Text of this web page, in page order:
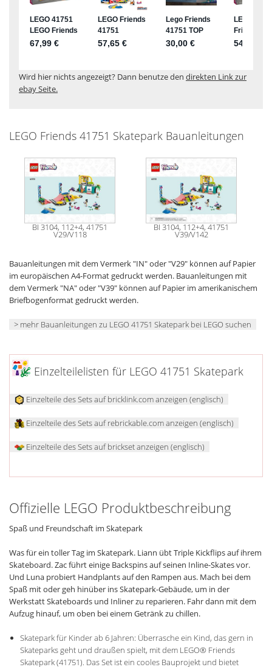
Wird hier nichts angezeigt? Dann benutze den direkten Link zur
ebay Seite.
LEGO Friends 41751 Skatepark Bauanleitungen
BI 3104, 112+4, 41751
V29/V118
BI 3104, 112+4, 41751
V39/V142
Bauanleitungen mit dem Vermerk "IN" oder "V29" können auf Papier
im europäischen A4-Format gedruckt werden. Bauanleitungen mit
dem Vermerk "NA" oder "V39" können auf Papier im amerikanischem
Briefbogenformat gedruckt werden.
> mehr Bauanleitungen zu LEGO 41751 Skatepark bei LEGO suchen
Einzelteilelisten für LEGO 41751 Skatepark
Einzelteile des Sets auf bricklink.com anzeigen (englisch)
Einzelteile des Sets auf rebrickable.com anzeigen (englisch)
Einzelteile des Sets auf brickset anzeigen (englisch)
Offizielle LEGO Produktbeschreibung
Spaß und Freundschaft im Skatepark
Was für ein toller Tag im Skatepark. Liann übt Triple Kickflips auf ihrem
Skateboard. Zac führt einige Backspins auf seinen Inline-Skates vor.
Und Luna probiert Handplants auf den Rampen aus. Mach bei dem
Spaß mit oder geh hinüber ins Skatepark-Gebäude, um in der
Werkstatt Skateboards und Inliner zu reparieren. Fahr dann mit dem
Aufzug hinauf, um oben bei einem Getränk zu chillen.
Skatepark für Kinder ab 6 Jahren: Überrasche ein Kind, das gern in
Skateparks geht und draußen spielt, mit dem LEGO® Friends
Skatepark (41751). Das Set ist ein cooles Bauprojekt und bietet